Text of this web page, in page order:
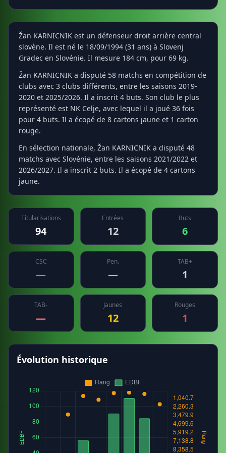
Žan KARNICNIK est un défenseur droit arrière central
slovène. Il est né le 18/09/1994 (31 ans) à Slovenj
Gradec en Slovénie. Il mesure 184 cm, pour 69 kg.
Žan KARNICNIK a disputé 58 matchs en compétition de
clubs avec 3 clubs différents, entre les saisons 2019-
2020 et 2025/2026. Il a inscrit 4 buts. Son club le plus
représenté est NK Celje, avec lequel il a joué 36 fois
pour 4 buts. Il a écopé de 8 cartons jaune et 1 carton
rouge.
En sélection nationale, Žan KARNICNIK a disputé 48
matchs avec Slovénie, entre les saisons 2021/2022 et
2026/2027. Il a inscrit 2 buts. Il a écopé de 4 cartons
jaune.
Titularisations
94
Entrées
12
Buts
6
CSC
—
Pen.
—
TAB+
1
TAB-
—
Jaunes
12
Rouges
1
Évolution historique